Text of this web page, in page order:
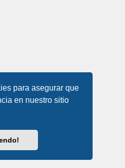
para asegurar que
en nuestro sitio